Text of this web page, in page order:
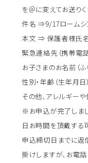
を＠に変えてお送りく
件名 ⇒9/17ローム
本文 ⇒ 保護者様氏名
緊急連絡先（携帯電話
お子さまのお名前（ふ
性別・年齢（生年月日）
その他、アレルギー
※お申込が完了しま
日お時間を頂戴する
申込締切日までに返
掛けしますが、お電